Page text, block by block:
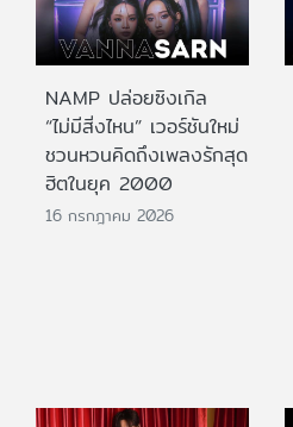
NAMP ปล่อยซิงเกิล
“ไม่มีสิ่งไหน” เวอร์ชันใหม่
ชวนหวนคิดถึงเพลงรักสุด
ฮิตในยุค 2000
16 กรกฎาคม 2026